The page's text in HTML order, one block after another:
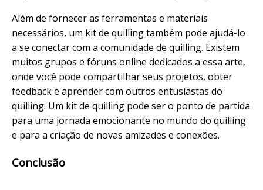
Além de fornecer as ferramentas e materiais
necessários, um kit de quilling também pode ajudá-lo
a se conectar com a comunidade de quilling. Existem
muitos grupos e fóruns online dedicados a essa arte,
onde você pode compartilhar seus projetos, obter
feedback e aprender com outros entusiastas do
quilling. Um kit de quilling pode ser o ponto de partida
para uma jornada emocionante no mundo do quilling
e para a criação de novas amizades e conexões.
Conclusão